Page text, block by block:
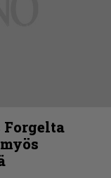
Forgelta